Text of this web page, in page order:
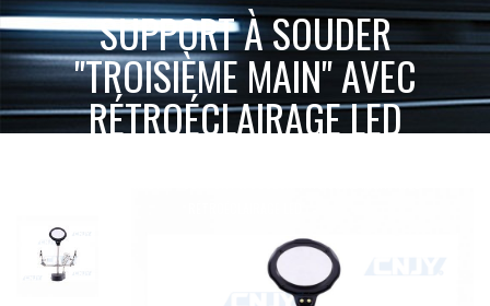
SUPPORT À SOUDER
"TROISIÈME MAIN" AVEC
RÉTROÉCLAIRAGE LED